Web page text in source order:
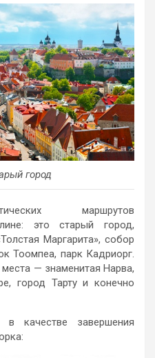
город
маршрутов
это старый город,
Маргарита», собор
Тоомпеа, парк Кадриорг.
— знаменитая Нарва,
город Тарту и конечно
качестве завершения